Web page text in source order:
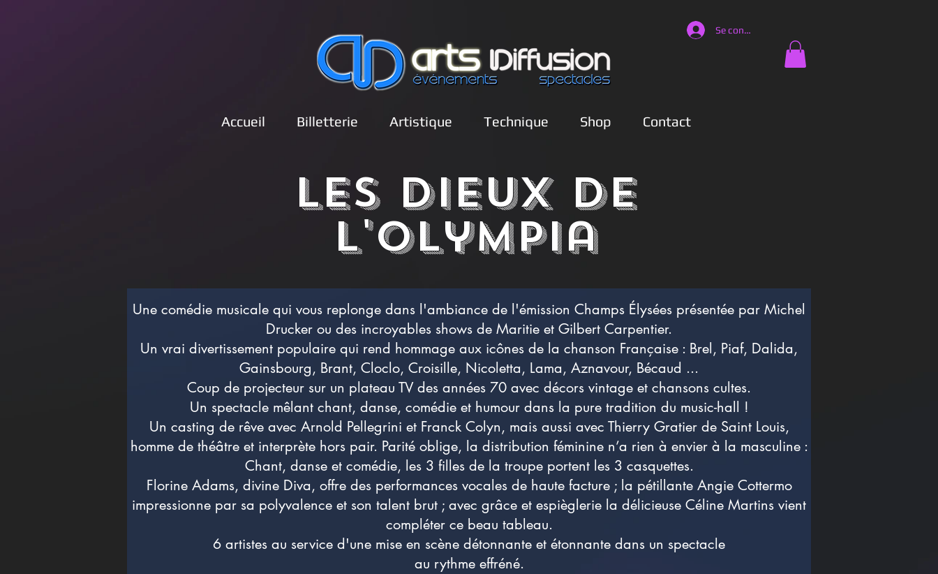
Se connecter
Accueil Billetterie Artistique Technique Shop Contact
Les dieux de
l'olympia
Une comédie musicale qui vous replonge dans l'ambiance de l'émission Champs Élysées présentée par Michel
Drucker ou des incroyables shows de Maritie et Gilbert Carpentier.
Un vrai divertissement populaire qui rend hommage aux icônes de la chanson Française : Brel, Piaf, Dalida,
Gainsbourg, Brant, Cloclo, Croisille, Nicoletta, Lama, Aznavour, Bécaud ...
Coup de projecteur sur un plateau TV des années 70 avec décors vintage et chansons cultes.
Un spectacle mêlant chant, danse, comédie et humour dans la pure tradition du music-hall !
Un casting de rêve avec Arnold Pellegrini et Franck Colyn, mais aussi avec Thierry Gratier de Saint Louis,
homme de théâtre et interprète hors pair. Parité oblige, la distribution féminine n’a rien à envier à la masculine :
Chant, danse et comédie, les 3 filles de la troupe portent les 3 casquettes.
Florine Adams, divine Diva, offre des performances vocales de haute facture ; la pétillante Angie Cottermo
impressionne par sa polyvalence et son talent brut ; avec grâce et espièglerie la délicieuse Céline Martins vient
compléter ce beau tableau.
6 artistes au service d'une mise en scène détonnante et étonnante dans un spectacle
au rythme effréné.